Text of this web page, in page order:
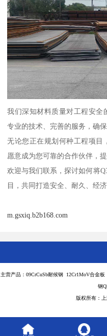
我们深知材料质量对工程安全
专业的技术、完善的服务，确
无论您正在规划何种工程项目
愿意成为您可靠的合作伙伴，
欢迎与我们联系，探讨如何将
目，共同打造安全、耐久、经济
m.gsxiq.b2b168.com
主营产品：09CrCuSb耐候钢 12Cr1MoV合金
钢
版权所有：